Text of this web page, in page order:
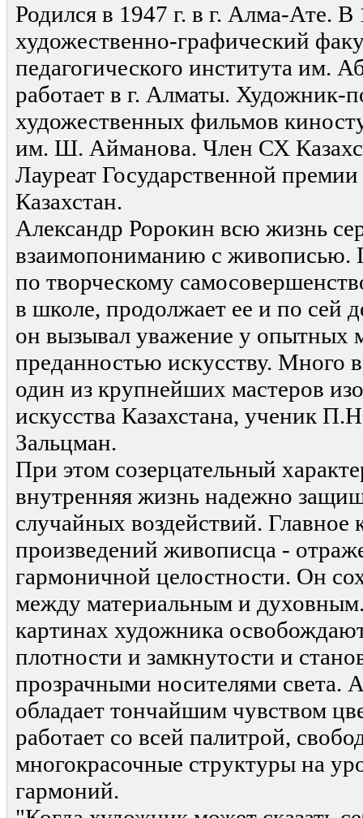
Родился в 1947 г. в г. Алма-Ате. В
художественно-графический
педагогического института им.
работает в г. Алматы. Художник-
художественных фильмов
им. Ш. Айманова. Член СХ
Лауреат Государственной
Казахстан.
Александр Ророкин всю жизнь
взаимопониманию с живописью.
по творческому
в школе, продолжает ее и по сей
он вызывал уважение у опытных
преданностью искусству. Много
один из крупнейших мастеров
искусства Казахстана, ученик
Зальцман.
При этом созерцательный
внутренняя жизнь надежно
случайных воздействий. Главное
произведений живописца -
гармоничной целостности. Он
между материальным и
картинах художника
плотности и замкнутости и
прозрачными носителями света.
обладает тончайшим чувством
работает со всей палитрой,
многокрасочные структуры на
гармоний.